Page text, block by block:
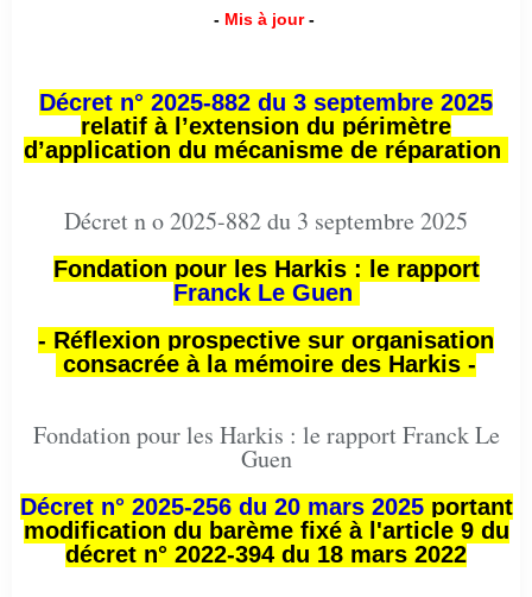
- Mis à jour -
Décret n° 2025-882 du 3 septembre 2025
relatif à l’extension du périmètre
d’application du mécanisme de réparation
Décret n o 2025-882 du 3 septembre 2025
Fondation pour les Harkis : le rapport
Franck Le Guen
- Réflexion prospective sur organisation
consacrée à la mémoire des Harkis -
Fondation pour les Harkis : le rapport Franck Le
Guen
Décret n° 2025-256 du 20 mars 2025portant
modification du barème fixé à l'article 9 du
décret n° 2022-394 du 18 mars 2022